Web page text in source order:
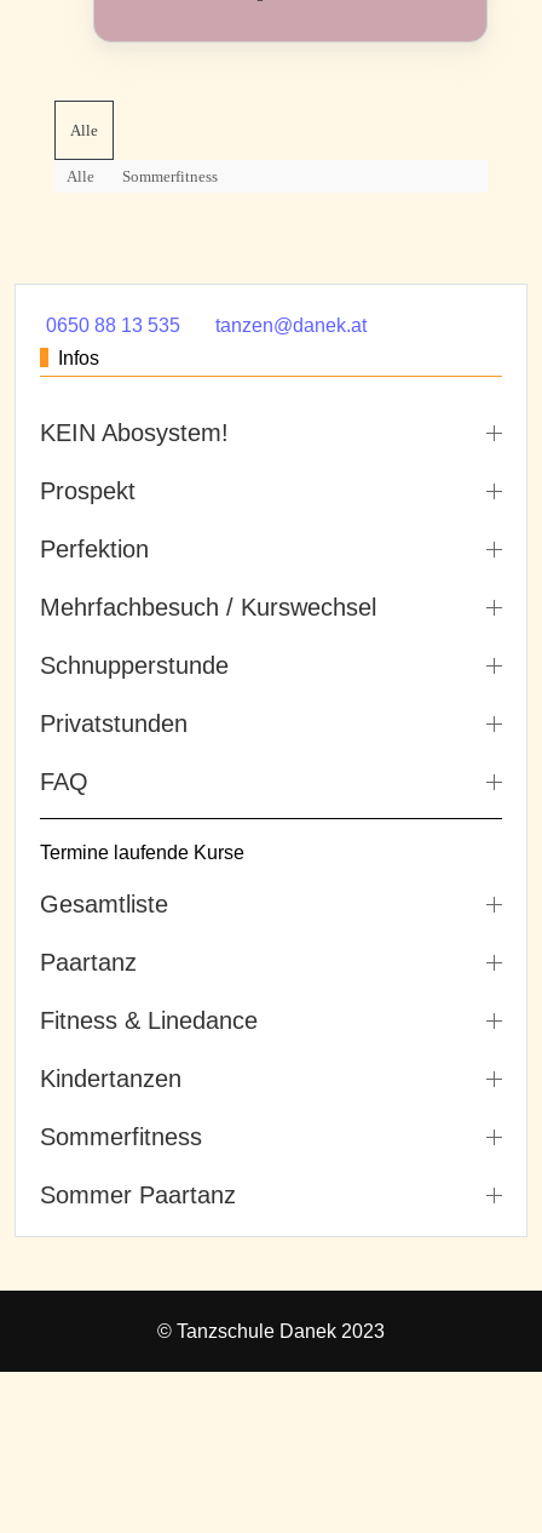
Alle
Alle Sommerfitness
0650 88 13 535
tanzen@danek.at
Infos
KEIN Abosystem!
Prospekt
Perfektion
Mehrfachbesuch / Kurswechsel
Schnupperstunde
Privatstunden
FAQ
Termine laufende Kurse
Gesamtliste
Paartanz
Fitness & Linedance
Kindertanzen
Sommerfitness
Sommer Paartanz
© Tanzschule Danek 2023